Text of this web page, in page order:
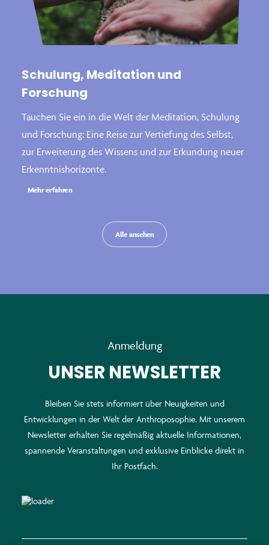
Schulung, Meditation und
Forschung
Tauchen Sie ein in die Welt der Meditation, Schulung
und Forschung: Eine Reise zur Vertiefung des Selbst,
zur Erweiterung des Wissens und zur Erkundung neuer
Erkenntnishorizonte.
Mehr erfahren
Alle ansehen
Anmeldung
UNSER NEWSLETTER
Bleiben Sie stets informiert über Neuigkeiten und
Entwicklungen in der Welt der Anthroposophie. Mit unserem
Newsletter erhalten Sie regelmäßig aktuelle Informationen,
spannende Veranstaltungen und exklusive Einblicke direkt in
Ihr Postfach.